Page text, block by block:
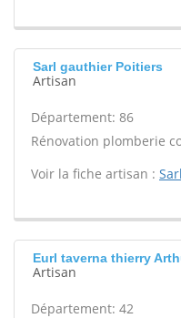
Sarl gauthier Poitiers
Artisan
Département: 86
Rénovation plomberie
Voir la fiche artisan :
Eurl taverna thierry
Artisan
Département: 42